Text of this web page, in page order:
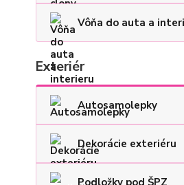
Vôňa do auta a
Exteriér
Autosamolepky
Dekorácie exteriéru
Podložky pod ŠPZ